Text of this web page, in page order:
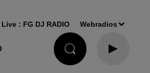
Live : FG DJ RADIO Webradios